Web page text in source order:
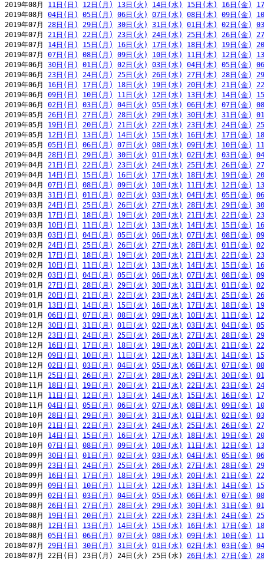
2019年08月 11日(日) 12日(月) 13日(火) 14日(水) 15日(木) 16日(金)
2019年08月 04日(日) 05日(月) 06日(火) 07日(水) 08日(木) 09日(金)
2019年07月 28日(日) 29日(月) 30日(火) 31日(水) 01日(木) 02日(金)
2019年07月 21日(日) 22日(月) 23日(火) 24日(水) 25日(木) 26日(金)
2019年07月 14日(日) 15日(月) 16日(火) 17日(水) 18日(木) 19日(金)
2019年07月 07日(日) 08日(月) 09日(火) 10日(水) 11日(木) 12日(金)
2019年06月 30日(日) 01日(月) 02日(火) 03日(水) 04日(木) 05日(金)
2019年06月 23日(日) 24日(月) 25日(火) 26日(水) 27日(木) 28日(金)
2019年06月 16日(日) 17日(月) 18日(火) 19日(水) 20日(木) 21日(金)
2019年06月 09日(日) 10日(月) 11日(火) 12日(水) 13日(木) 14日(金)
2019年06月 02日(日) 03日(月) 04日(火) 05日(水) 06日(木) 07日(金)
2019年05月 26日(日) 27日(月) 28日(火) 29日(水) 30日(木) 31日(金)
2019年05月 19日(日) 20日(月) 21日(火) 22日(水) 23日(木) 24日(金)
2019年05月 12日(日) 13日(月) 14日(火) 15日(水) 16日(木) 17日(金)
2019年05月 05日(日) 06日(月) 07日(火) 08日(水) 09日(木) 10日(金)
2019年04月 28日(日) 29日(月) 30日(火) 01日(水) 02日(木) 03日(金)
2019年04月 21日(日) 22日(月) 23日(火) 24日(水) 25日(木) 26日(金)
2019年04月 14日(日) 15日(月) 16日(火) 17日(水) 18日(木) 19日(金)
2019年04月 07日(日) 08日(月) 09日(火) 10日(水) 11日(木) 12日(金)
2019年03月 31日(日) 01日(月) 02日(火) 03日(水) 04日(木) 05日(金)
2019年03月 24日(日) 25日(月) 26日(火) 27日(水) 28日(木) 29日(金)
2019年03月 17日(日) 18日(月) 19日(火) 20日(水) 21日(木) 22日(金)
2019年03月 10日(日) 11日(月) 12日(火) 13日(水) 14日(木) 15日(金)
2019年03月 03日(日) 04日(月) 05日(火) 06日(水) 07日(木) 08日(金)
2019年02月 24日(日) 25日(月) 26日(火) 27日(水) 28日(木) 01日(金)
2019年02月 17日(日) 18日(月) 19日(火) 20日(水) 21日(木) 22日(金)
2019年02月 10日(日) 11日(月) 12日(火) 13日(水) 14日(木) 15日(金)
2019年02月 03日(日) 04日(月) 05日(火) 06日(水) 07日(木) 08日(金)
2019年01月 27日(日) 28日(月) 29日(火) 30日(水) 31日(木) 01日(金)
2019年01月 20日(日) 21日(月) 22日(火) 23日(水) 24日(木) 25日(金)
2019年01月 13日(日) 14日(月) 15日(火) 16日(水) 17日(木) 18日(金)
2019年01月 06日(日) 07日(月) 08日(火) 09日(水) 10日(木) 11日(金)
2018年12月 30日(日) 31日(月) 01日(火) 02日(水) 03日(木) 04日(金)
2018年12月 23日(日) 24日(月) 25日(火) 26日(水) 27日(木) 28日(金)
2018年12月 16日(日) 17日(月) 18日(火) 19日(水) 20日(木) 21日(金)
2018年12月 09日(日) 10日(月) 11日(火) 12日(水) 13日(木) 14日(金)
2018年12月 02日(日) 03日(月) 04日(火) 05日(水) 06日(木) 07日(金)
2018年11月 25日(日) 26日(月) 27日(火) 28日(水) 29日(木) 30日(金)
2018年11月 18日(日) 19日(月) 20日(火) 21日(水) 22日(木) 23日(金)
2018年11月 11日(日) 12日(月) 13日(火) 14日(水) 15日(木) 16日(金)
2018年11月 04日(日) 05日(月) 06日(火) 07日(水) 08日(木) 09日(金)
2018年10月 28日(日) 29日(月) 30日(火) 31日(水) 01日(木) 02日(金)
2018年10月 21日(日) 22日(月) 23日(火) 24日(水) 25日(木) 26日(金)
2018年10月 14日(日) 15日(月) 16日(火) 17日(水) 18日(木) 19日(金)
2018年10月 07日(日) 08日(月) 09日(火) 10日(水) 11日(木) 12日(金)
2018年09月 30日(日) 01日(月) 02日(火) 03日(水) 04日(木) 05日(金)
2018年09月 23日(日) 24日(月) 25日(火) 26日(水) 27日(木) 28日(金)
2018年09月 16日(日) 17日(月) 18日(火) 19日(水) 20日(木) 21日(金)
2018年09月 09日(日) 10日(月) 11日(火) 12日(水) 13日(木) 14日(金)
2018年09月 02日(日) 03日(月) 04日(火) 05日(水) 06日(木) 07日(金)
2018年08月 26日(日) 27日(月) 28日(火) 29日(水) 30日(木) 31日(金)
2018年08月 19日(日) 20日(月) 21日(火) 22日(水) 23日(木) 24日(金)
2018年08月 12日(日) 13日(月) 14日(火) 15日(水) 16日(木) 17日(金)
2018年08月 05日(日) 06日(月) 07日(火) 08日(水) 09日(木) 10日(金)
2018年07月 29日(日) 30日(月) 31日(火) 01日(水) 02日(木) 03日(金)
2018年07月 22日(日) 23日(月) 24日(火) 25日(水) 26日(木) 27日(金)